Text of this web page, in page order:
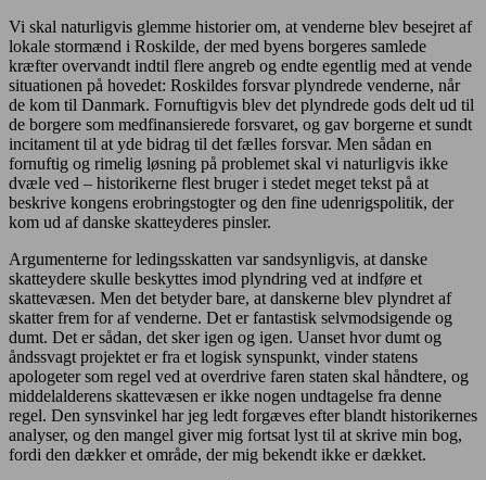
Vi skal naturligvis glemme historier om, at venderne blev besejret af
lokale stormænd i Roskilde, der med byens borgeres samlede
kræfter overvandt indtil flere angreb og endte egentlig med at vende
situationen på hovedet: Roskildes forsvar plyndrede venderne, når
de kom til Danmark. Fornuftigvis blev det plyndrede gods delt ud til
de borgere som medfinansierede forsvaret, og gav borgerne et sundt
incitament til at yde bidrag til det fælles forsvar. Men sådan en
fornuftig og rimelig løsning på problemet skal vi naturligvis ikke
dvæle ved – historikerne flest bruger i stedet meget tekst på at
beskrive kongens erobringstogter og den fine udenrigspolitik, der
kom ud af danske skatteyderes pinsler.
Argumenterne for ledingsskatten var sandsynligvis, at danske
skatteydere skulle beskyttes imod plyndring ved at indføre et
skattevæsen. Men det betyder bare, at danskerne blev plyndret af
skatter frem for af venderne. Det er fantastisk selvmodsigende og
dumt. Det er sådan, det sker igen og igen. Uanset hvor dumt og
åndssvagt projektet er fra et logisk synspunkt, vinder statens
apologeter som regel ved at overdrive faren staten skal håndtere, og
middelalderens skattevæsen er ikke nogen undtagelse fra denne
regel. Den synsvinkel har jeg ledt forgæves efter blandt historikernes
analyser, og den mangel giver mig fortsat lyst til at skrive min bog,
fordi den dækker et område, der mig bekendt ikke er dækket.